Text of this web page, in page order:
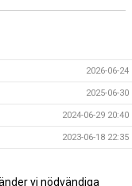
2026-06-24
2025-06-30
2024-06-29 20:40
2023-06-18 22:35
2021-11-09 10:12
vi nödvändiga